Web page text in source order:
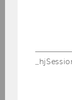
be
complete the
have already
Assistant
cannot be
(except as a